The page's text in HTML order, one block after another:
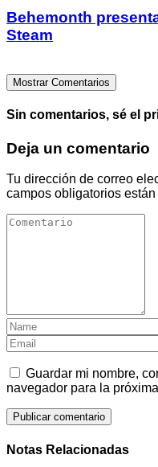
Behemonth
Steam
Mostrar Comentarios
Sin comentarios, sé el
Deja un comentario
Tu dirección de correo
campos obligatorios
Guardar mi nombre,
navegador para la
Notas Relacionadas